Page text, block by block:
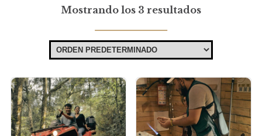
Mostrando los 3 resultados